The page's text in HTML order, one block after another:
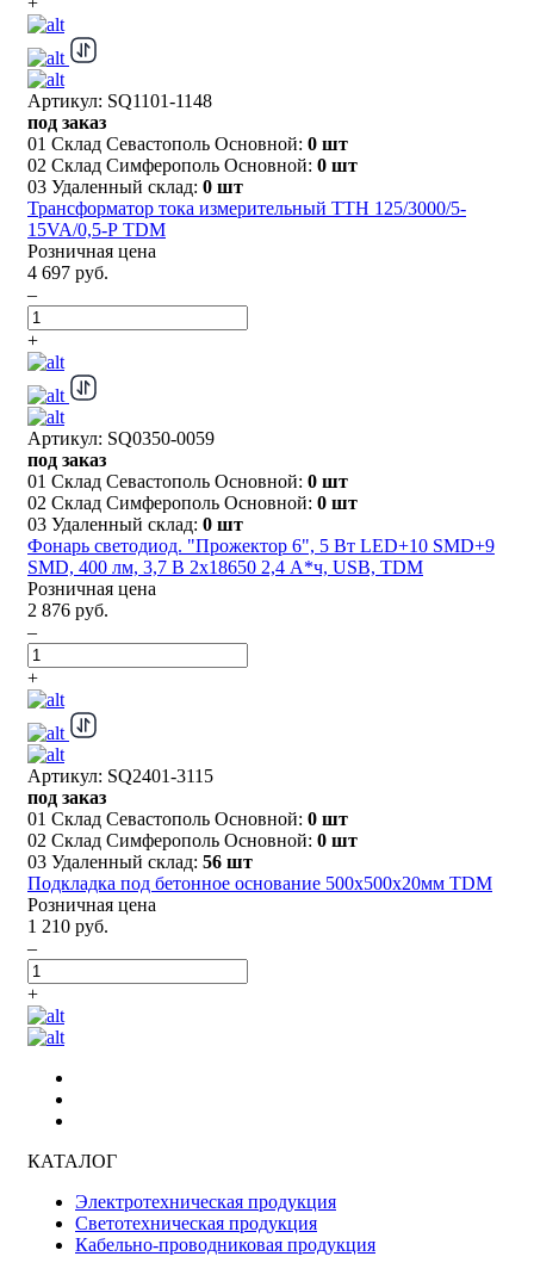
Артикул: SQ1101-1148
под заказ
01 Склад Севастополь Основной: 0 шт
02 Склад Симферополь Основной: 0 шт
03 Удаленный склад: 0 шт
Трансформатор тока измерительный ТТН 125/3000/5-
15VA/0,5-Р TDM
Розничная цена
4 697 руб.
–
+
Артикул: SQ0350-0059
под заказ
01 Склад Севастополь Основной: 0 шт
02 Склад Симферополь Основной: 0 шт
03 Удаленный склад: 0 шт
Фонарь светодиод. "Прожектор 6", 5 Вт LED+10 SMD+9
SMD, 400 лм, 3,7 В 2x18650 2,4 А*ч, USB, TDM
Розничная цена
2 876 руб.
–
+
Артикул: SQ2401-3115
под заказ
01 Склад Севастополь Основной: 0 шт
02 Склад Симферополь Основной: 0 шт
03 Удаленный склад: 56 шт
Подкладка под бетонное основание 500х500х20мм TDM
Розничная цена
1 210 руб.
–
+
КАТАЛОГ
Электротехническая продукция
Светотехническая продукция
Кабельно-проводниковая продукция